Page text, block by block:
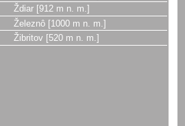
Ždiar [912 m n. m.]
Železnô [1000 m n. m.]
Žibritov [520 m n. m.]